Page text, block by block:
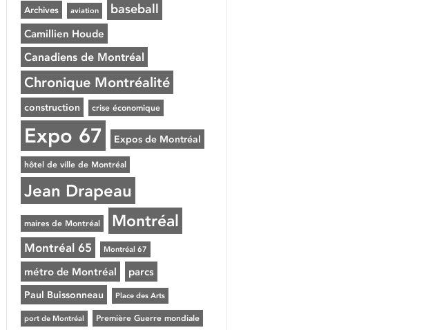
Archives aviation baseball
Camillien Houde
Canadiens de Montréal
Chronique Montréalité
construction crise économique
Expo 67 Expos de Montréal
hôtel de ville de Montréal
Jean Drapeau
maires de Montréal Montréal
Montréal 65 Montréal 67
métro de Montréal parcs
Paul Buissonneau Place des Arts
port de Montréal Première Guerre mondiale